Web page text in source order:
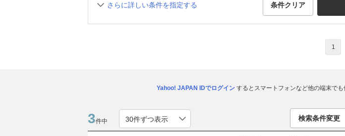
さらに詳しい条件を指定する 条件クリア
1
Yahoo! JAPAN IDでログインするとスマートフォンなど他の端末でも
3件中 検索条件変更